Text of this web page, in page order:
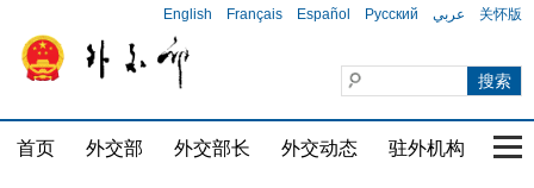
English Français Español Русский عربي 关怀版
首页 外交部 外交部长 外交动态 驻外机构 国